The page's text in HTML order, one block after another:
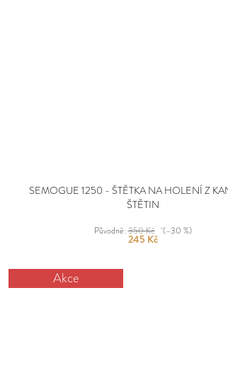
SEMOGUE 1250 - ŠTĚTKA NA HOLENÍ Z
ŠTĚTIN
Původně:350 Kč (–30 %)
245 Kč
Akce